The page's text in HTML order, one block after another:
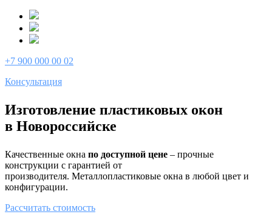
+7 900 000 00 02
Консультация
Изготовление пластиковых окон
в Новороссийске
Качественные окна по доступной цене – прочные
конструкции с гарантией от
производителя. Металлопластиковые окна в любой цвет и
конфигурации.
Рассчитать стоимость